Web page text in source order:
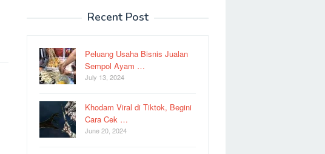
Recent Post
Peluang Usaha Bisnis Jualan
Sempol Ayam …
July 13, 2024
Khodam Viral di Tiktok, Begini
Cara Cek …
June 20, 2024